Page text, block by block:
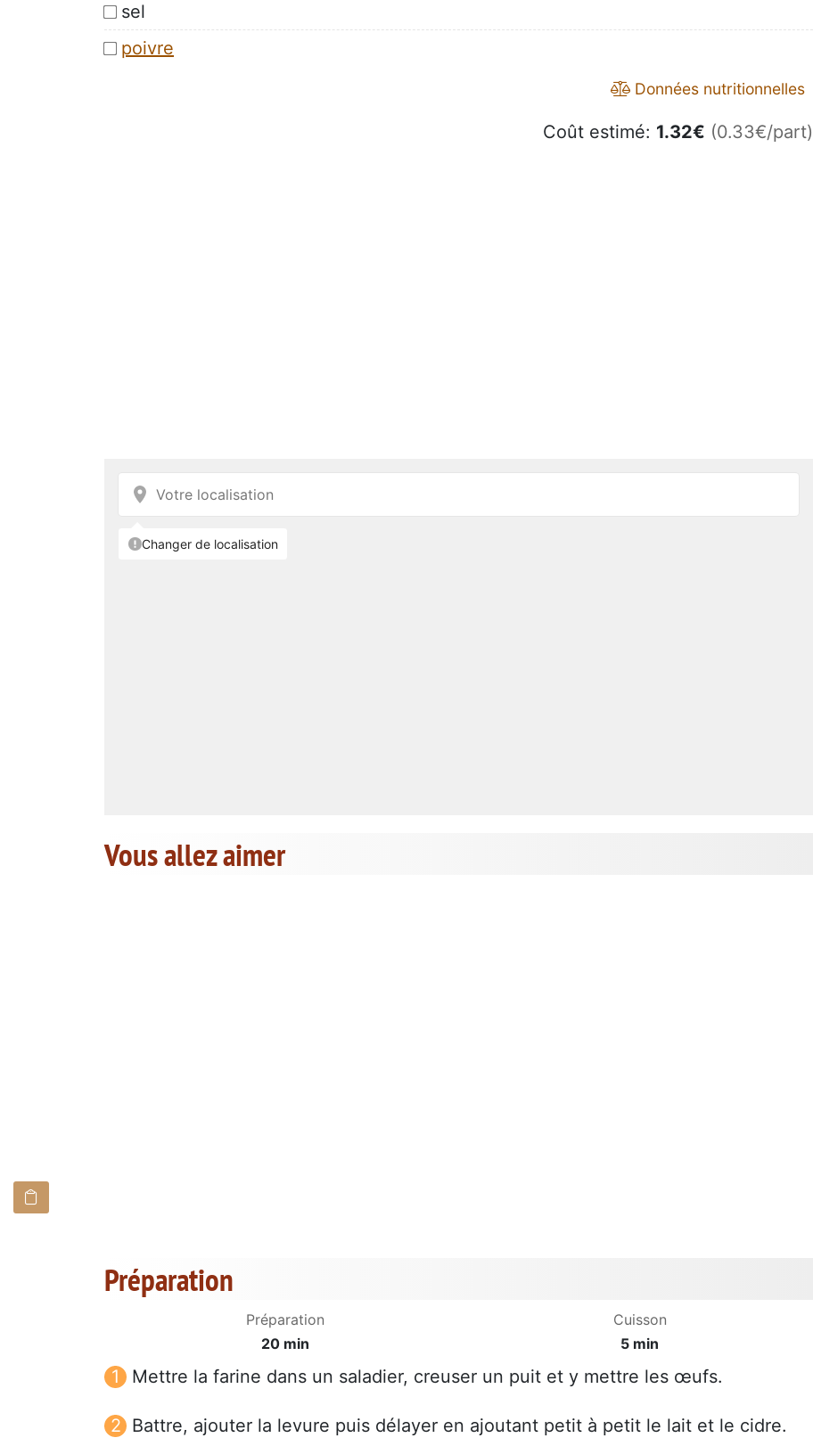
sel
poivre
Données nutritionnelles
Coût estimé: 1.32€ (0.33€/part)
Vous allez aimer
Préparation
Préparation
20 min
Cuisson
5 min
Mettre la farine dans un saladier, creuser un puit et y mettre les œufs.
Battre, ajouter la levure puis délayer en ajoutant petit à petit le lait et le cidre.